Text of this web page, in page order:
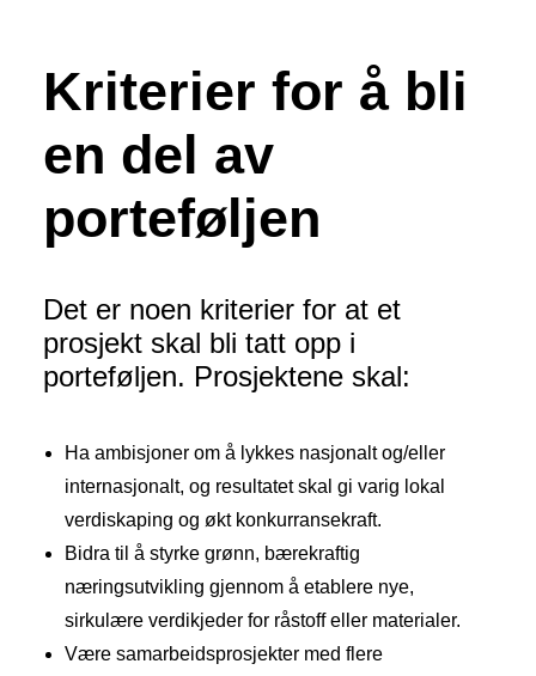
Kriterier for å bli
en del av
porteføljen
Det er noen kriterier for at et
prosjekt skal bli tatt opp i
porteføljen. Prosjektene skal:
Ha ambisjoner om å lykkes nasjonalt og/eller
internasjonalt, og resultatet skal gi varig lokal
verdiskaping og økt konkurransekraft.
Bidra til å styrke grønn, bærekraftig
næringsutvikling gjennom å etablere nye,
sirkulære verdikjeder for råstoff eller materialer.
Være samarbeidsprosjekter med flere